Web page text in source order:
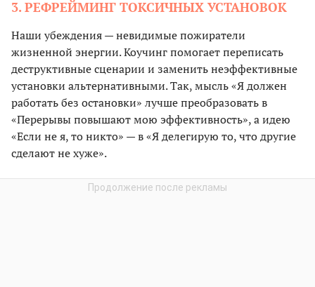
3. РЕФРЕЙМИНГ ТОКСИЧНЫХ УСТАНОВОК
Наши убеждения — невидимые пожиратели
жизненной энергии. Коучинг помогает переписать
деструктивные сценарии и заменить неэффективные
установки альтернативными. Так, мысль «Я должен
работать без остановки» лучше преобразовать в
«Перерывы повышают мою эффективность», а идею
«Если не я, то никто» — в «Я делегирую то, что другие
сделают не хуже».